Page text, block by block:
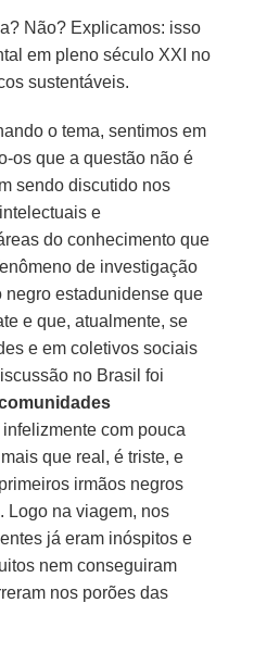
Não? Explicamos: isso
em pleno século XXI no
sustentáveis.
o tema, sentimos em
os que a questão não é
sendo discutido nos
e
do conhecimento que
de investigação
estadunidense que
e que, atualmente, se
e em coletivos sociais
no Brasil foi
infelizmente com pouca
que real, é triste, e
irmãos negros
Logo na viagem, nos
já eram inóspitos e
nem conseguiram
nos porões das